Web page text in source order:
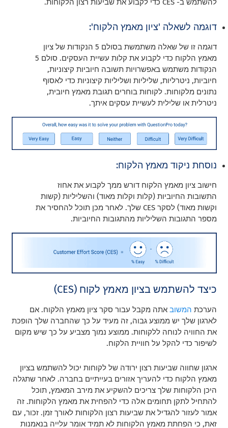
להשתמש ב- CES כדי לקבוע את שביעות רצון הלקוחות.
דוגמה לשאלה 'ציון מאמץ הלקוח':
דוגמה זו של שאלה משתמשת בסולם 5 הנקודות של ציון
מאמץ הלקוח כדי לקבוע את קלות עשיית העסקים. סולם 5
הנקודות משתמש באפשרויות תשובה חיוביות קיצוניות,
חיוביות, ניטרליות, שליליות ושליליות קיצוניות כדי לאסוף
נתונים מלקוחות. לקוחות בוחרים תגובת מאמץ חיובית,
ניטרלית או שלילית לעשיית עסקים איתך.
נוסחת ניקוד מאמץ הלקוח:
חישוב ציון מאמץ הלקוח דורש ממך לקבוע את אחוז
התשובות החיוביות (קלות וקלות מאוד) והשליליות (קשות
וקשות מאוד) לסקר CES שלך. לאחר מכן תוכל להחסיר את
מספר התגובות השליליות מהתגובות החיוביות.
כיצד להשתמש בציון מאמץ לקוח (CES)
הערכת המשוב אתה מקבל עבור סקר ציון מאמץ הלקוח. אם
לארגון שלך יש ממוצע גבוה, זה מעיד על כך שהחברה שלך הופכת
את החוויה לנוחה ללקוחות. ממוצע נמוך מצביע על כך שיש מקום
לשיפור כדי להקל על חוויית הלקוח.
ארגון שחווה שביעות רצון ירודה של לקוחות יכול להשתמש בציון
מאמץ הלקוח כדי להעריך אזורים בעייתיים בחברה. לאחר שתגלה
היכן הלקוחות שלך צריכים להשקיע את מירב המאמץ, תוכל
להתחיל לתקן תחומים אלה כדי להפחית את מאמץ הלקוחות. זה
אמור לעזור להגדיל את שביעות רצון הלקוחות לאורך זמן. זכור, עם
זאת, כי הפחתת מאמץ הלקוחות לא תמיד אומר עלייה בנאמנות